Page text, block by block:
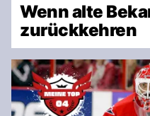
Wenn alte
zurückkehren